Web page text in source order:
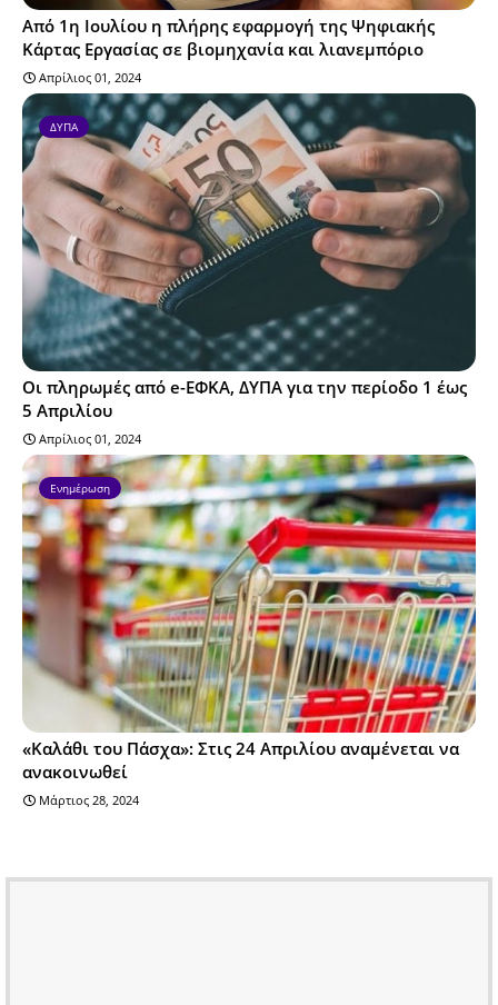
Από 1η Ιουλίου η πλήρης εφαρμογή της Ψηφιακής
Κάρτας Εργασίας σε βιομηχανία και λιανεμπόριο
Απρίλιος 01, 2024
ΔΥΠΑ
Οι πληρωμές από e-ΕΦΚΑ, ΔΥΠΑ για την περίοδο 1 έως
5 Απριλίου
Απρίλιος 01, 2024
Ενημέρωση
«Καλάθι του Πάσχα»: Στις 24 Απριλίου αναμένεται να
ανακοινωθεί
Μάρτιος 28, 2024